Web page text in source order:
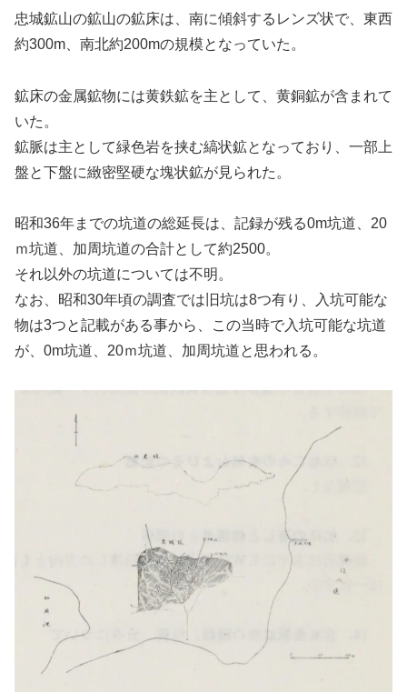
忠城鉱山の鉱山の鉱床は、南に傾斜するレンズ状で、東西
約300m、南北約200mの規模となっていた。
鉱床の金属鉱物には黄鉄鉱を主として、黄銅鉱が含まれて
いた。
鉱脈は主として緑色岩を挟む縞状鉱となっており、一部上
盤と下盤に緻密堅硬な塊状鉱が見られた。
昭和36年までの坑道の総延長は、記録が残る0m坑道、20
ｍ坑道、加周坑道の合計として約2500。
それ以外の坑道については不明。
なお、昭和30年頃の調査では旧坑は8つ有り、入坑可能な
物は3つと記載がある事から、この当時で入坑可能な坑道
が、0m坑道、20ｍ坑道、加周坑道と思われる。